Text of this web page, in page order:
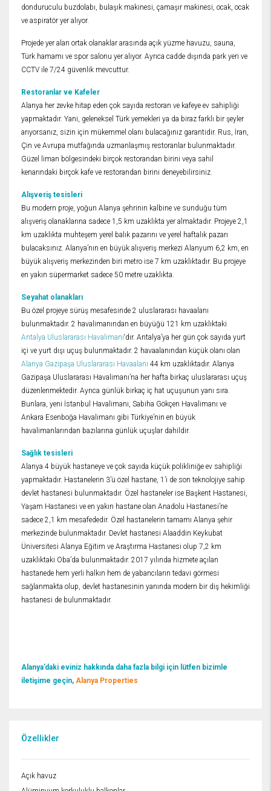
donduruculu buzdolabı, bulaşık makinesi, çamaşır makinesi, ocak, ocak
ve aspiratör yer alıyor.
Projede yer alan ortak olanaklar arasında açık yüzme havuzu, sauna,
Türk hamamı ve spor salonu yer alıyor. Ayrıca cadde dışında park yeri ve
CCTV ile 7/24 güvenlik mevcuttur.
Restoranlar ve Kafeler
Alanya her zevke hitap eden çok sayıda restoran ve kafeye ev sahipliği
yapmaktadır. Yani, geleneksel Türk yemekleri ya da biraz farklı bir şeyler
arıyorsanız, sizin için mükemmel olanı bulacağınız garantidir. Rus, İran,
Çin ve Avrupa mutfağında uzmanlaşmış restoranlar bulunmaktadır.
Güzel liman bölgesindeki birçok restorandan birini veya sahil
kenarındaki birçok kafe ve restorandan birini deneyebilirsiniz.
Alışveriş tesisleri
Bu modern proje, yoğun Alanya şehrinin kalbine ve sunduğu tüm
alışveriş olanaklarına sadece 1,5 km uzaklıkta yer almaktadır. Projeye 2,1
km uzaklıkta muhteşem yerel balık pazarını ve yerel haftalık pazarı
bulacaksınız. Alanya’nın en büyük alışveriş merkezi Alanyum 6,2 km, en
büyük alışveriş merkezinden biri metro ise 7 km uzaklıktadır. Bu projeye
en yakın süpermarket sadece 50 metre uzaklıkta.
Seyahat olanakları
Bu özel projeye sürüş mesafesinde 2 uluslararası havaalanı
bulunmaktadır. 2 havalimanından en büyüğü 121 km uzaklıktaki
Antalya Uluslararası Havalimanı‘dır. Antalya’ya her gün çok sayıda yurt
içi ve yurt dışı uçuş bulunmaktadır. 2 havaalanından küçük olanı olan
Alanya Gazipaşa Uluslararası Havaalanı 44 km uzaklıktadır. Alanya
Gazipaşa Uluslararası Havalimanı’na her hafta birkaç uluslararası uçuş
düzenlenmektedir. Ayrıca günlük birkaç iç hat uçuşunun yanı sıra.
Bunlara, yeni İstanbul Havalimanı, Sabiha Gökçen Havalimanı ve
Ankara Esenboğa Havalimanı gibi Türkiye’nin en büyük
havalimanlarından bazılarına günlük uçuşlar dahildir.
Sağlık tesisleri
Alanya 4 büyük hastaneye ve çok sayıda küçük polikliniğe ev sahipliği
yapmaktadır. Hastanelerin 3’ü özel hastane, 1’i de son teknolojiye sahip
devlet hastanesi bulunmaktadır. Özel hastaneler ise Başkent Hastanesi,
Yaşam Hastanesi ve en yakın hastane olan Anadolu Hastanesi’ne
sadece 2,1 km mesafededir. Özel hastanelerin tamamı Alanya şehir
merkezinde bulunmaktadır. Devlet hastanesi Alaaddin Keykubat
Üniversitesi Alanya Eğitim ve Araştırma Hastanesi olup 7,2 km
uzaklıktaki Oba’da bulunmaktadır. 2017 yılında hizmete açılan
hastanede hem yerli halkın hem de yabancıların tedavi görmesi
sağlanmakta olup, devlet hastanesinin yanında modern bir diş hekimliği
hastanesi de bulunmaktadır.
Alanya’daki eviniz hakkında daha fazla bilgi için lütfen bizimle
iletişime geçin, Alanya Properties
Özellikler
Açık havuz